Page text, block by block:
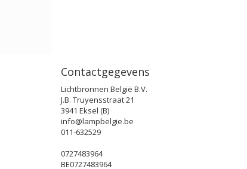
Contactgegevens
Lichtbronnen België B.V.
J.B. Truyensstraat 21
3941 Eksel (B)
info@lampbelgie.be
011-632529
0727483964
BE0727483964